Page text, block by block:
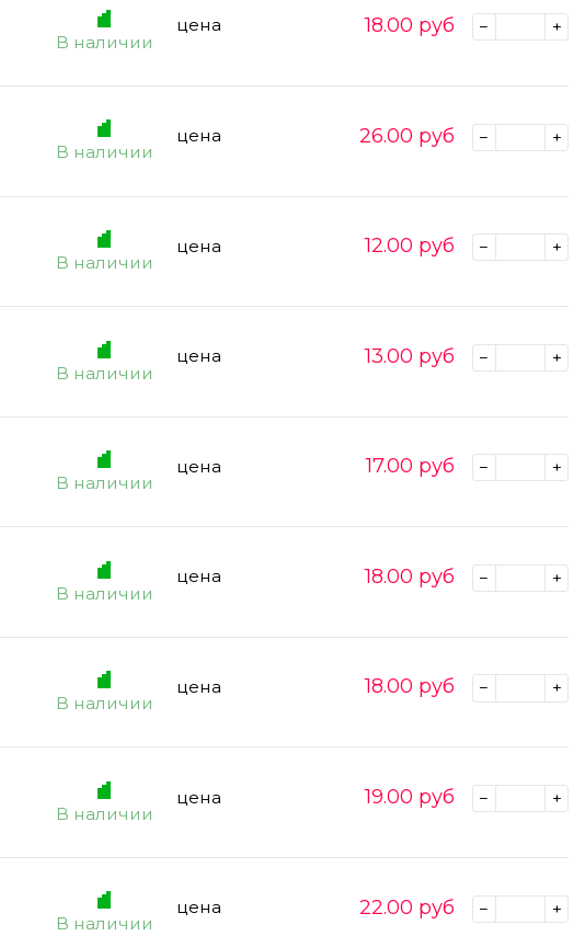
В наличии
цена 18.00 руб
В наличии
цена 26.00 руб
В наличии
цена 12.00 руб
В наличии
цена 13.00 руб
В наличии
цена 17.00 руб
В наличии
цена 18.00 руб
В наличии
цена 18.00 руб
В наличии
цена 19.00 руб
В наличии
цена 22.00 руб